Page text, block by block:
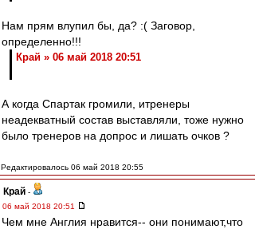
Нам прям влупил бы, да? :( Заговор,
определенно!!!
Край » 06 май 2018 20:51
А когда Спартак громили, итренеры
неадекватный состав выставляли, тоже нужно
было тренеров на допрос и лишать очков ?
Редактировалось 06 май 2018 20:55
Край -
06 май 2018 20:51
Чем мне Англия нравится-- они понимают,что